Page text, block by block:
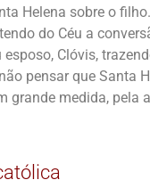
Helena sobre o
do Céu a
Clóvis,
pensar que Santa
grande medida, pela